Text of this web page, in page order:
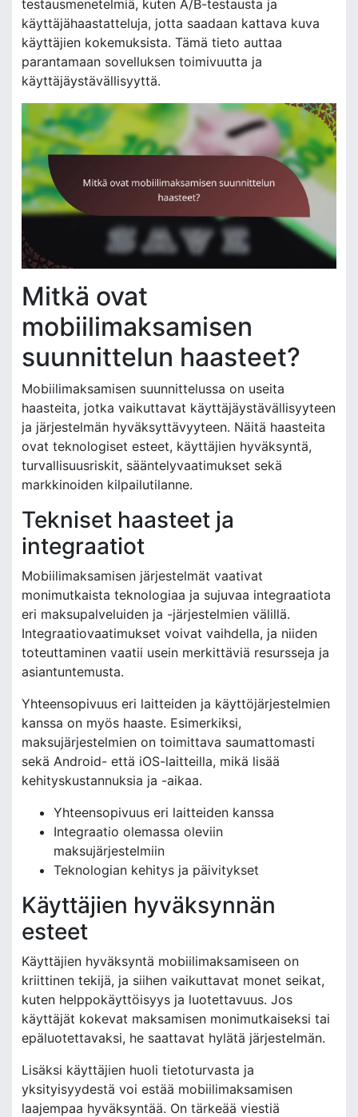
testausmenetelmiä, kuten A/B-testausta ja
käyttäjähaastatteluja, jotta saadaan kattava kuva
käyttäjien kokemuksista. Tämä tieto auttaa
parantamaan sovelluksen toimivuutta ja
käyttäjäystävällisyyttä.
Mitkä ovat
mobiilimaksamisen
suunnittelun haasteet?
Mobiilimaksamisen suunnittelussa on useita
haasteita, jotka vaikuttavat käyttäjäystävällisyyteen
ja järjestelmän hyväksyttävyyteen. Näitä haasteita
ovat teknologiset esteet, käyttäjien hyväksyntä,
turvallisuusriskit, sääntelyvaatimukset sekä
markkinoiden kilpailutilanne.
Tekniset haasteet ja
integraatiot
Mobiilimaksamisen järjestelmät vaativat
monimutkaista teknologiaa ja sujuvaa integraatiota
eri maksupalveluiden ja -järjestelmien välillä.
Integraatiovaatimukset voivat vaihdella, ja niiden
toteuttaminen vaatii usein merkittäviä resursseja ja
asiantuntemusta.
Yhteensopivuus eri laitteiden ja käyttöjärjestelmien
kanssa on myös haaste. Esimerkiksi,
maksujärjestelmien on toimittava saumattomasti
sekä Android- että iOS-laitteilla, mikä lisää
kehityskustannuksia ja -aikaa.
Yhteensopivuus eri laitteiden kanssa
Integraatio olemassa oleviin
maksujärjestelmiin
Teknologian kehitys ja päivitykset
Käyttäjien hyväksynnän
esteet
Käyttäjien hyväksyntä mobiilimaksamiseen on
kriittinen tekijä, ja siihen vaikuttavat monet seikat,
kuten helppokäyttöisyys ja luotettavuus. Jos
käyttäjät kokevat maksamisen monimutkaiseksi tai
epäluotettavaksi, he saattavat hylätä järjestelmän.
Lisäksi käyttäjien huoli tietoturvasta ja
yksityisyydestä voi estää mobiilimaksamisen
laajempaa hyväksyntää. On tärkeää viestiä